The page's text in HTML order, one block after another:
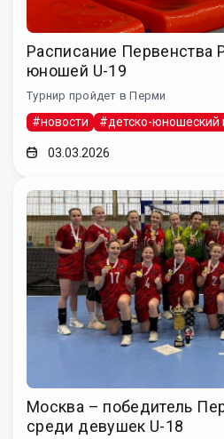
Расписание Первенства
юношей U-19
Турнир пройдет в Перми
#новости #детско-юношеский
03.03.2026
Москва – победитель
среди девушек U-18